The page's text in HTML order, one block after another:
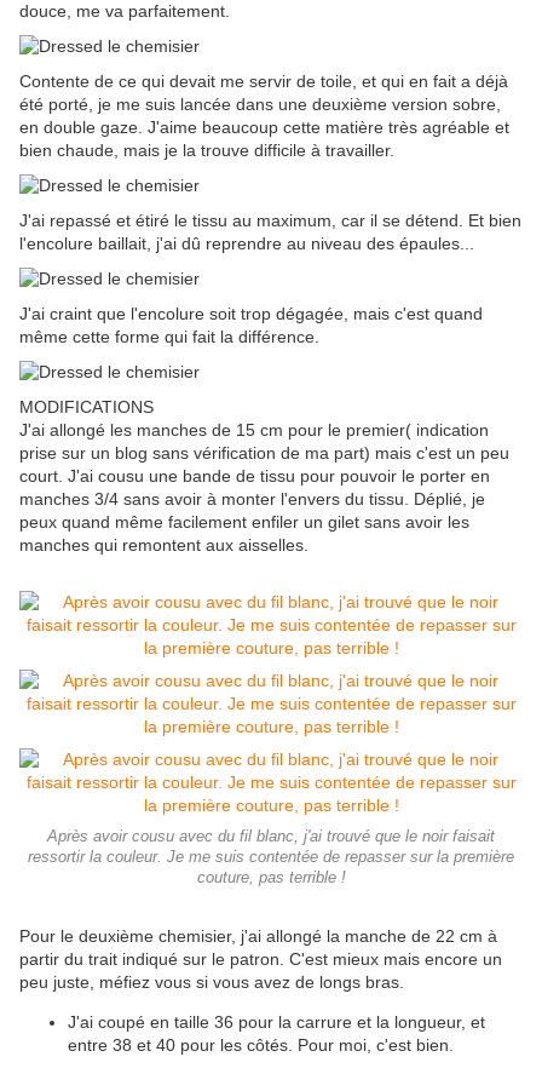
douce, me va parfaitement.
Contente de ce qui devait me servir de toile, et qui en fait a déjà
été porté, je me suis lancée dans une deuxième version sobre,
en double gaze. J'aime beaucoup cette matière très agréable et
bien chaude, mais je la trouve difficile à travailler.
J'ai repassé et étiré le tissu au maximum, car il se détend. Et bien
l'encolure baillait, j'ai dû reprendre au niveau des épaules...
J'ai craint que l'encolure soit trop dégagée, mais c'est quand
même cette forme qui fait la différence.
MODIFICATIONS
J'ai allongé les manches de 15 cm pour le premier( indication
prise sur un blog sans vérification de ma part) mais c'est un peu
court. J'ai cousu une bande de tissu pour pouvoir le porter en
manches 3/4 sans avoir à monter l'envers du tissu. Déplié, je
peux quand même facilement enfiler un gilet sans avoir les
manches qui remontent aux aisselles.
Après avoir cousu avec du fil blanc, j'ai trouvé que le noir faisait
ressortir la couleur. Je me suis contentée de repasser sur la première
couture, pas terrible !
Pour le deuxième chemisier, j'ai allongé la manche de 22 cm à
partir du trait indiqué sur le patron. C'est mieux mais encore un
peu juste, méfiez vous si vous avez de longs bras.
J'ai coupé en taille 36 pour la carrure et la longueur, et
entre 38 et 40 pour les côtés. Pour moi, c'est bien.